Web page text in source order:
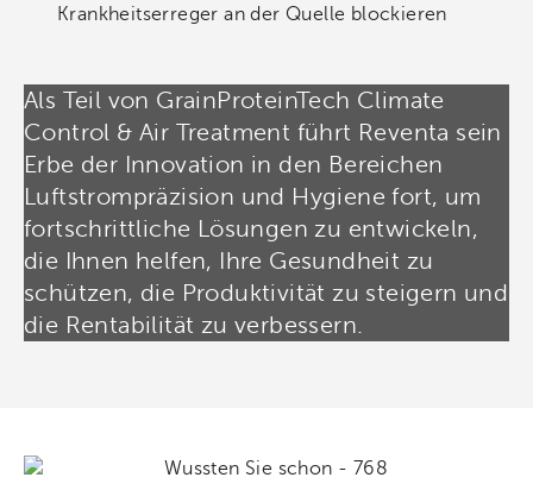
Krankheitserreger an der Quelle blockieren
Als Teil von GrainProteinTech Climate
Control & Air Treatment führt Reventa sein
Erbe der Innovation in den Bereichen
Luftstrompräzision und Hygiene fort, um
fortschrittliche Lösungen zu entwickeln,
die Ihnen helfen, Ihre Gesundheit zu
schützen, die Produktivität zu steigern und
die Rentabilität zu verbessern.